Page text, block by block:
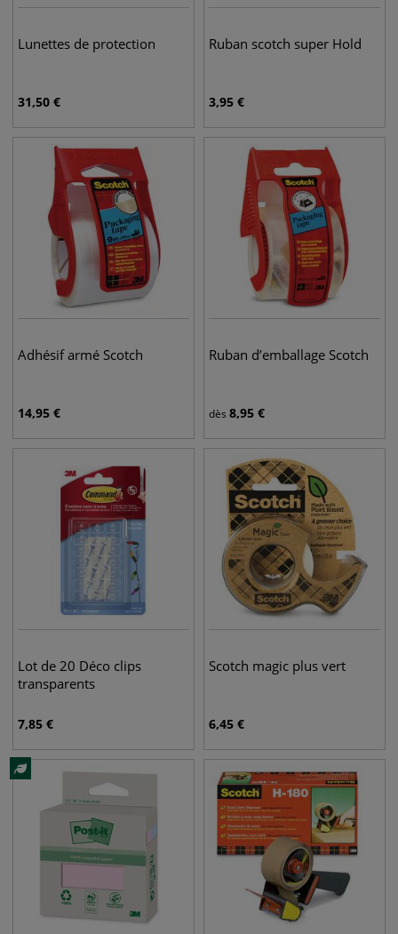
Lunettes de protection
31,50 €
Ruban scotch super Hold
3,95 €
Adhésif armé Scotch
14,95 €
Ruban d’emballage Scotch
dès 8,95 €
Lot de 20 Déco clips
transparents
7,85 €
Scotch magic plus vert
6,45 €